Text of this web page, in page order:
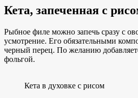
Кета, запеченная с
Рыбное филе можно запечь сразу с
усмотрение. Его обязательными
черный перец. По желанию
фольгой.
Кета в духовке с рисом